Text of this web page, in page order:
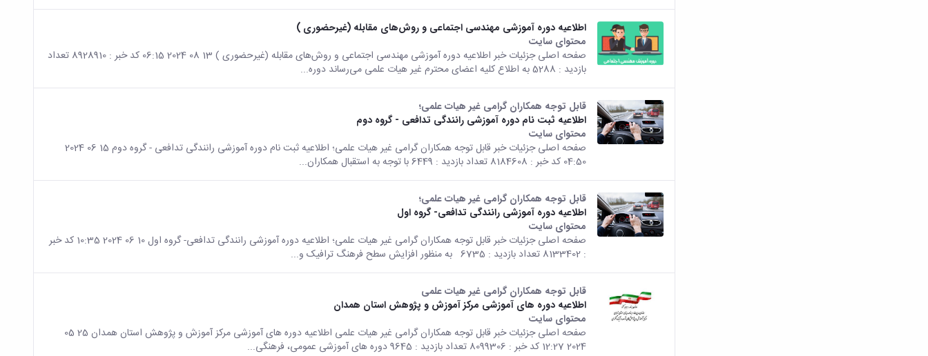
اطلاعیه دوره آموزشی مهندسی اجتماعی و روش‌های مقابله (غیرحضوری )
محتوای سایت
صفحه اصلی جزئیات خبر اطلاعیه دوره آموزشی مهندسی اجتماعی و روش‌های مقابله (غیرحضوری ) 13 08 2024 06:15 کد خبر : 8928910 تعداد
بازدید : 5288 به اطلاع کلیه اعضای محترم غیر هیات علمی می‌رساند دوره...
قابل توجه همکاران گرامی غیر هیات علمی؛
اطلاعیه ثبت نام دوره آموزشی رانندگی تدافعی - گروه دوم
محتوای سایت
صفحه اصلی جزئیات خبر قابل توجه همکاران گرامی غیر هیات علمی؛ اطلاعیه ثبت نام دوره آموزشی رانندگی تدافعی - گروه دوم 15 06 2024
04:50 کد خبر : 8184608 تعداد بازدید : 6449 با توجه به استقبال همکاران...
قابل توجه همکاران گرامی غیر هیات علمی؛
اطلاعیه دوره آموزشی رانندگی تدافعی- گروه اول
محتوای سایت
صفحه اصلی جزئیات خبر قابل توجه همکاران گرامی غیر هیات علمی؛ اطلاعیه دوره آموزشی رانندگی تدافعی- گروه اول 10 06 2024 10:35 کد خبر
: 8133402 تعداد بازدید : 6735 به منظور افزایش سطح فرهنگ ترافیک و...
قابل توجه همکاران گرامی غیر هیات علمی
اطلاعیه دوره های آموزشی مرکز آموزش و پژوهش استان همدان
محتوای سایت
صفحه اصلی جزئیات خبر قابل توجه همکاران گرامی غیر هیات علمی اطلاعیه دوره های آموزشی مرکز آموزش و پژوهش استان همدان 25 05
2024 12:27 کد خبر : 8099306 تعداد بازدید : 9645 دوره های آموزشی عمومی، فرهنگی...